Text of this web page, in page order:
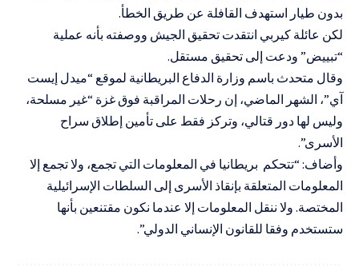
بدون طيار استهدف القافلة عن طريق الخطأ.
لكن عائلة كيربي انتقدت تحقيق الجيش ووصفته بأنه عملية
“تبييض” ودعت إلى تحقيق مستقل.
وقال متحدث باسم وزارة الدفاع البريطانية لموقع “ميدل إيست
آي”، الشهر الماضي، إن رحلات المراقبة فوق غزة “غير مسلحة،
وليس لها دور قتالي، وتركز فقط على تأمين إطلاق سراح
الأسرى”.
وأضاف: “تتحكم بريطانيا في المعلومات التي تجمع، ولا تجمع إلا
المعلومات المتعلقة بإنقاذ الأسرى إلى السلطات الإسرائيلية
المختصة. ولا ننقل المعلومات إلا عندما نكون مقتنعين بأنها
ستستخدم وفقا للقانون الإنساني الدولي”.